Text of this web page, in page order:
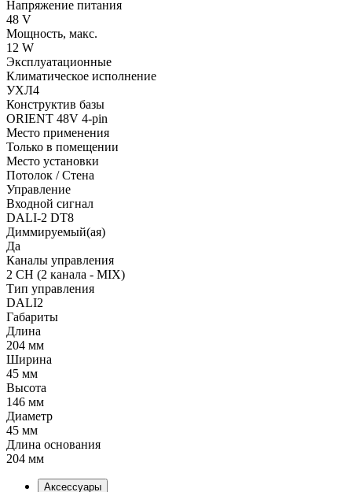
Напряжение питания
48 V
Мощность, макс.
12 W
Эксплуатационные
Климатическое исполнение
УХЛ4
Конструктив базы
ORIENT 48V 4-pin
Место применения
Только в помещении
Место установки
Потолок / Cтена
Управление
Входной сигнал
DALI-2 DT8
Диммируемый(ая)
Да
Каналы управления
2 CH (2 канала - MIX)
Тип управления
DALI2
Габариты
Длина
204 мм
Ширина
45 мм
Высота
146 мм
Диаметр
45 мм
Длина основания
204 мм
Аксессуары